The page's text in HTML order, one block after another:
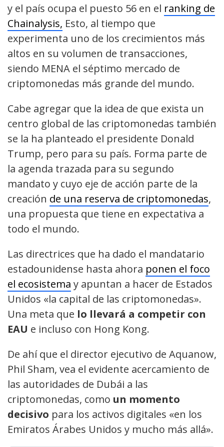
y el país ocupa el puesto 56 en el ranking de
Chainalysis, Esto, al tiempo que
experimenta uno de los crecimientos más
altos en su volumen de transacciones,
siendo MENA el séptimo mercado de
criptomonedas más grande del mundo.
Cabe agregar que la idea de que exista un
centro global de las criptomonedas también
se la ha planteado el presidente Donald
Trump, pero para su país. Forma parte de
la agenda trazada para su segundo
mandato y cuyo eje de acción parte de la
creación de una reserva de criptomonedas,
una propuesta que tiene en expectativa a
todo el mundo.
Las directrices que ha dado el mandatario
estadounidense hasta ahora ponen el foco
el ecosistema y apuntan a hacer de Estados
Unidos «la capital de las criptomonedas».
Una meta que lo llevará a competir con
EAU e incluso con Hong Kong.
De ahí que el director ejecutivo de Aquanow,
Phil Sham, vea el evidente acercamiento de
las autoridades de Dubái a las
criptomonedas, como un momento
decisivo para los activos digitales «en los
Emiratos Árabes Unidos y mucho más allá».